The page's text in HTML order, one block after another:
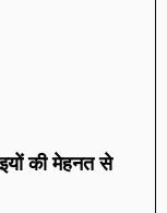
की मेहनत से